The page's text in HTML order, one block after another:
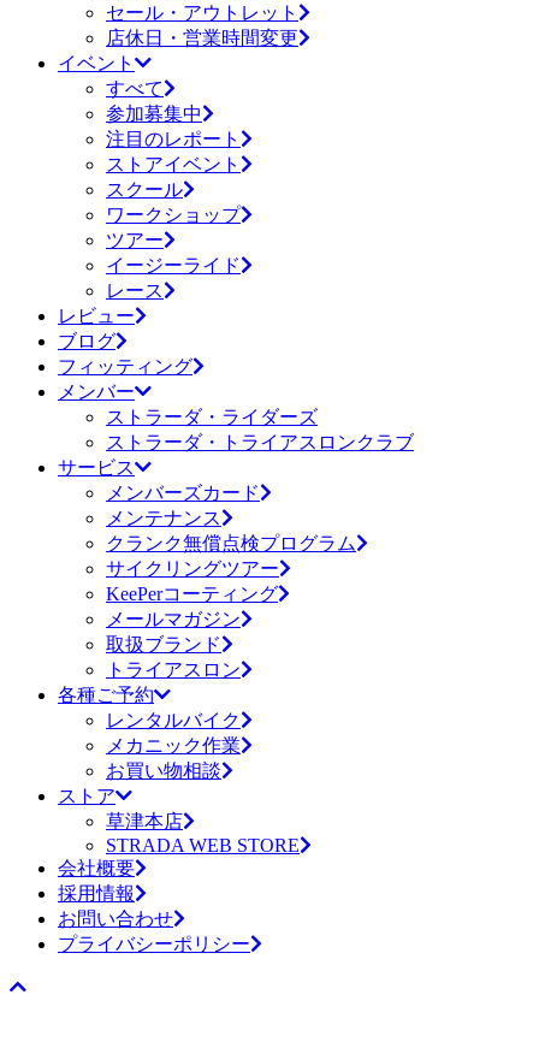
セール・アウトレット
店休日・営業時間変更
イベント
すべて
参加募集中
注目のレポート
ストアイベント
スクール
ワークショップ
ツアー
イージーライド
レース
レビュー
ブログ
フィッティング
メンバー
ストラーダ・ライダーズ
ストラーダ・トライアスロンクラブ
サービス
メンバーズカード
メンテナンス
クランク無償点検プログラム
サイクリングツアー
KeePerコーティング
メールマガジン
取扱ブランド
トライアスロン
各種ご予約
レンタルバイク
メカニック作業
お買い物相談
ストア
草津本店
STRADA WEB STORE
会社概要
採用情報
お問い合わせ
プライバシーポリシー